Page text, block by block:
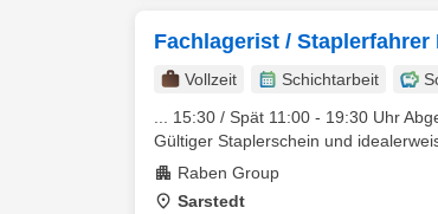
Fachlagerist /
Vollzeit Schichtarbeit
... 15:30 / Spät 11:00 - 19:30 Uhr
Gültiger Staplerschein und
Raben Group
Sarstedt